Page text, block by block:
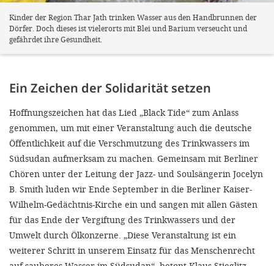
Kinder der Region Thar Jath trinken Wasser aus den Handbrunnen der
Dörfer. Doch dieses ist vielerorts mit Blei und Barium verseucht und
gefährdet ihre Gesundheit.
Ein Zeichen der Solidarität setzen
Hoffnungszeichen hat das Lied „Black Tide“ zum Anlass
genommen, um mit einer Veranstaltung auch die deutsche
Öffentlichkeit auf die Verschmutzung des Trinkwassers im
Südsudan aufmerksam zu machen. Gemeinsam mit Berliner
Chören unter der Leitung der Jazz- und Soulsängerin Jocelyn
B. Smith luden wir Ende September in die Berliner Kaiser-
Wilhelm-Gedächtnis-Kirche ein und sangen mit allen Gästen
für das Ende der Vergiftung des Trinkwassers und der
Umwelt durch Ölkonzerne. „Diese Veranstaltung ist ein
weiterer Schritt in unserem Einsatz für das Menschenrecht